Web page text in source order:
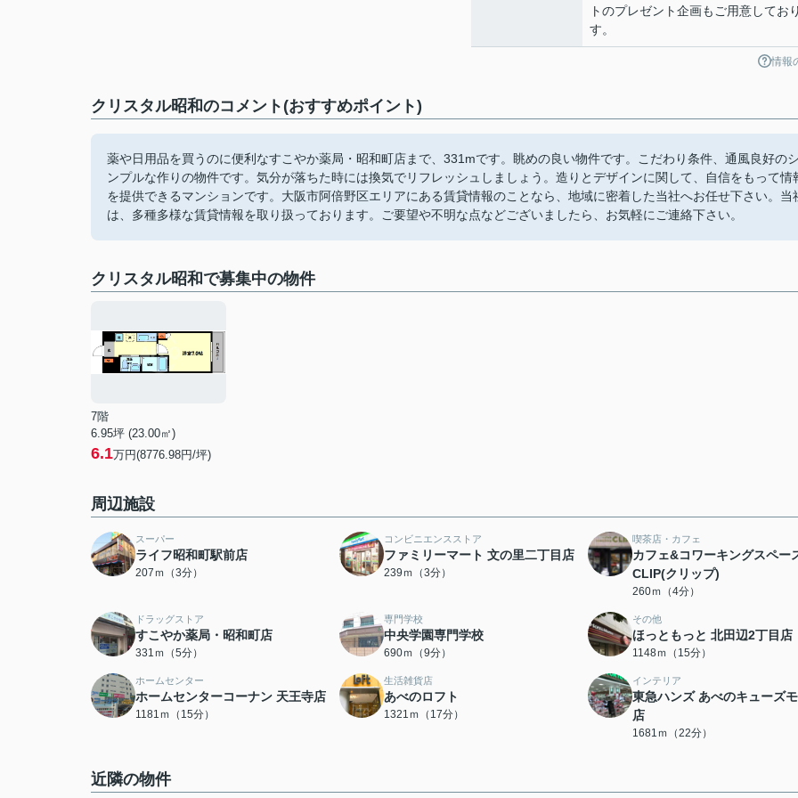
トのプレゼント企画もご用意してお
す。
情報
クリスタル昭和のコメント(おすすめポイント)
薬や日用品を買うのに便利なすこやか薬局・昭和町店まで、331mです。眺めの良い物件です。こだわり条件、通風良好のシ
ンプルな作りの物件です。気分が落ちた時には換気でリフレッシュしましょう。造りとデザインに関して、自信をもって情
を提供できるマンションです。大阪市阿倍野区エリアにある賃貸情報のことなら、地域に密着した当社へお任せ下さい。当
は、多種多様な賃貸情報を取り扱っております。ご要望や不明な点などございましたら、お気軽にご連絡下さい。
クリスタル昭和で募集中の物件
7階
6.95坪 (23.00㎡)
6.1万円(8776.98円/坪)
周辺施設
スーパー
ライフ昭和町駅前店
207ｍ（3分）
コンビニエンスストア
ファミリーマート 文の里二丁目店
239ｍ（3分）
喫茶店・カフェ
カフェ&コワーキングスペー
CLIP(クリップ)
260ｍ（4分）
ドラッグストア
すこやか薬局・昭和町店
331ｍ（5分）
専門学校
中央学園専門学校
690ｍ（9分）
その他
ほっともっと 北田辺2丁目店
1148ｍ（15分）
ホームセンター
ホームセンターコーナン 天王寺店
1181ｍ（15分）
生活雑貨店
あべのロフト
1321ｍ（17分）
インテリア
東急ハンズ あべのキューズ
店
1681ｍ（22分）
近隣の物件